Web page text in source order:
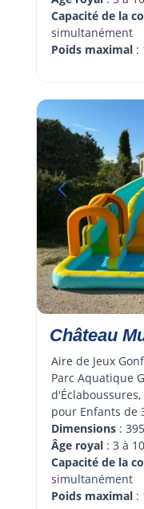
Capacité de la
simultanément
Poids maximal :
Château
Aire de Jeux
Parc Aquatique
pour Enfants de
Dimensions :
Âge royal : 3 à
Capacité de la
simultanément
Poids maximal :